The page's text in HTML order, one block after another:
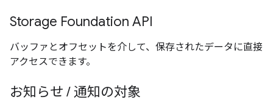
Storage Foundation API
バッファとオフセットを介して、保存されたデータに直接
アクセスできます。
お知らせ / 通知の対象